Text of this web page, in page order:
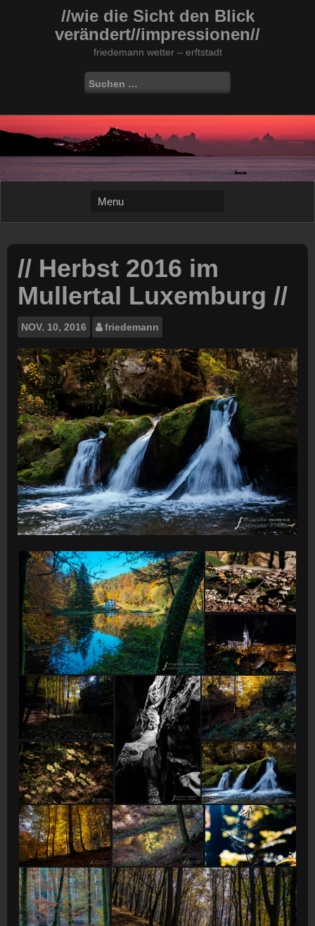
//wie die Sicht den Blick
verändert//impressionen//
friedemann wetter – erftstadt
Suchen
nach:
// Herbst 2016 im
Mullertal Luxemburg //
NOV. 10, 2016 friedemann